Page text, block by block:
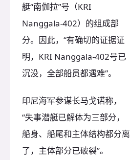
艇“南伽拉”号（KRI
Nanggala-402）的组成部
分。因此，“有确切的证据证
明，KRI Nanggala-402号已
沉没，全部船员都遇难”。
印尼海军参谋长马戈诺称，
“失事潜艇已解体为三部分，
船身、船尾和主体结构都分离
了，主体部分已破裂”。